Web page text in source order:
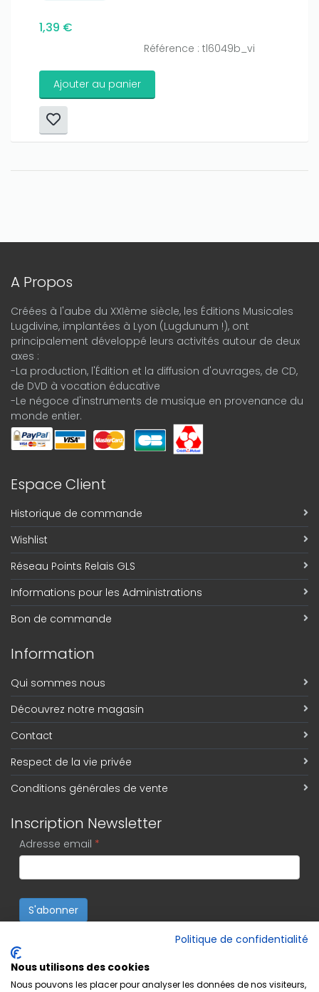
1,39 €
Référence : tl6049b_vi
Ajouter au panier
A Propos
Créées à l'aube du XXIème siècle, les Éditions Musicales
Lugdivine, implantées à Lyon (Lugdunum !), ont
principalement développé leurs activités autour de deux
axes :
-La production, l'Édition et la diffusion d'ouvrages, de CD,
de DVD à vocation éducative
-Le négoce d'instruments de musique en provenance du
monde entier.
Espace Client
Historique de commande
Wishlist
Réseau Points Relais GLS
Informations pour les Administrations
Bon de commande
Information
Qui sommes nous
Découvrez notre magasin
Contact
Respect de la vie privée
Conditions générales de vente
Inscription Newsletter
Adresse email *
S'abonner
Politique de confidentialité
Nous utilisons des cookies
Nous pouvons les placer pour analyser les données de nos visiteurs,